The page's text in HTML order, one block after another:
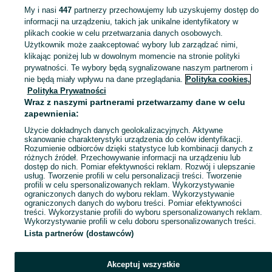
KATEGORIA
Sprzedaż zwierząt akwariowych Zamość ▶️ Rybki ozdobne, krewetki i ślimaki itd. ☝ Sprawdź aktualne oferty hodowców w atrakcyjnych cenach na OLX.pl! Zobacz
Mapa kategorii
Mapa miejscowości
Mapa ministron
Popularne wyszukiwania
My i nasi 447partnerzy przechowujemy lub uzyskujemy dostęp do
informacji na urządzeniu, takich jak unikalne identyfikatory w
plikach cookie w celu przetwarzania danych osobowych.
Użytkownik może zaakceptować wybory lub zarządzać nimi,
klikając poniżej lub w dowolnym momencie na stronie polityki
prywatności. Te wybory będą sygnalizowane naszym partnerom i
nie będą miały wpływu na dane przeglądania. Polityka cookies,
Polityka Prywatności
Wraz z naszymi partnerami przetwarzamy dane w celu
zapewnienia:
Użycie dokładnych danych geolokalizacyjnych. Aktywne
skanowanie charakterystyki urządzenia do celów identyfikacji.
Rozumienie odbiorców dzięki statystyce lub kombinacji danych z
różnych źródeł. Przechowywanie informacji na urządzeniu lub
dostęp do nich. Pomiar efektywności reklam. Rozwój i ulepszanie
usług. Tworzenie profili w celu personalizacji treści. Tworzenie
profili w celu spersonalizowanych reklam. Wykorzystywanie
ograniczonych danych do wyboru reklam. Wykorzystywanie
ograniczonych danych do wyboru treści. Pomiar efektywności
treści. Wykorzystanie profili do wyboru spersonalizowanych reklam.
Wykorzystywanie profili w celu doboru spersonalizowanych treści.
Lista partnerów (dostawców)
Akceptuj wszystkie